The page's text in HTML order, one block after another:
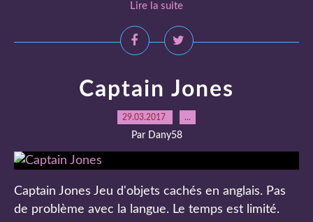
Lire la suite
Captain Jones
29.03.2017 …
Par Dany58
Captain Jones Jeu d'objets cachés en anglais. Pas
de problème avec la langue. Le temps est limité.